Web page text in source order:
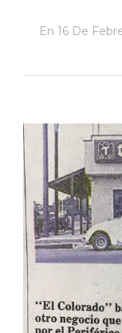
En 16 De